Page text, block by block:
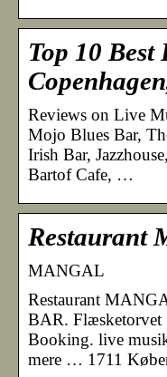
Top 10
Reviews on Live
Mojo Blues Bar,
Irish Bar,
Bartof Cafe, …
Restaurant
MANGAL
Restaurant
BAR. Flæsketorvet
Booking. live
mere … 1711